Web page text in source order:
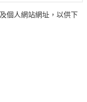
個人網站網址，以供下